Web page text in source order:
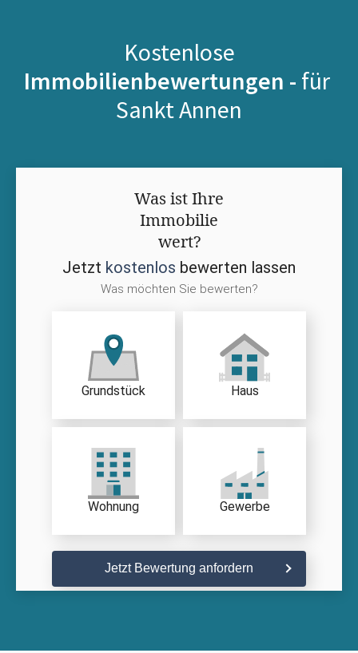
Kostenlose
Immobilienbewertungen - für
Sankt Annen
Was ist Ihre
Immobilie
wert?
Jetzt kostenlos bewerten lassen
Was möchten Sie bewerten?
Grundstück Haus
Wohnung Gewerbe
Jetzt Bewertung anfordern